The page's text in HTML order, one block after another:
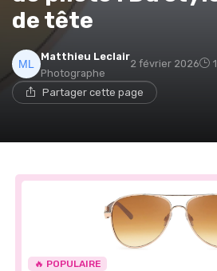
de tête
Matthieu Leclair
Photographe
2 février 2026
Partager cette page
🔥 POPULAIRE